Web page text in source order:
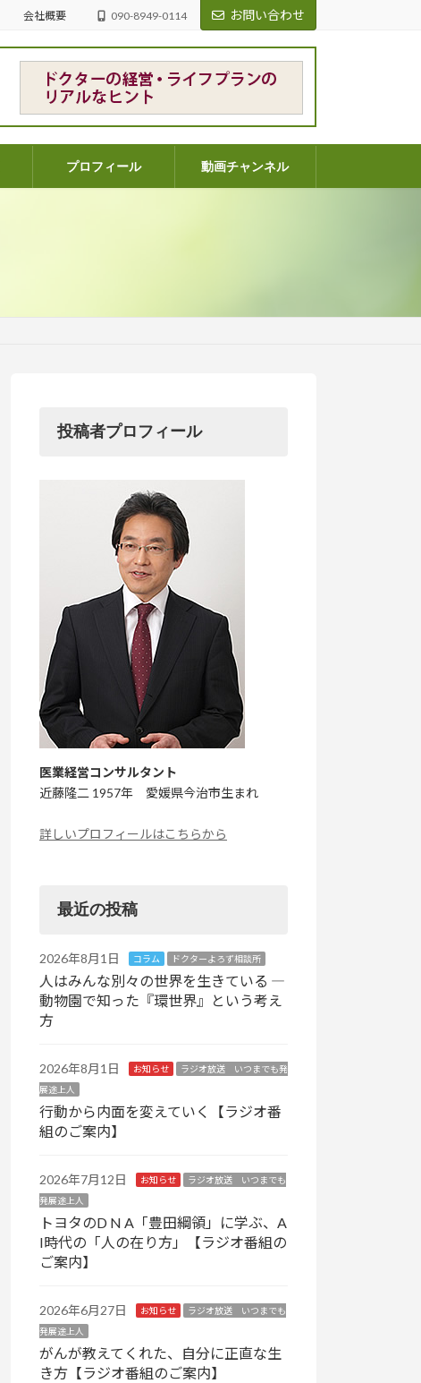
会社概要 090-8949-0114 お問い合わせ
プロフィール 動画チャンネル
投稿者プロフィール
医業経営コンサルタント
近藤隆二 1957年 愛媛県今治市生まれ
詳しいプロフィールはこちらから
最近の投稿
2026年8月1日 コラム ドクターよろず相談所
人はみんな別々の世界を生きている ―
動物園で知った『環世界』という考え
方
2026年8月1日 お知らせ
ラジオ放送 いつまでも発
展途上人
行動から内面を変えていく【ラジオ番
組のご案内】
2026年7月12日 お知らせ
ラジオ放送 いつまでも
発展途上人
トヨタのD N A「豊田綱領」に学ぶ、A
I時代の「人の在り方」【ラジオ番組の
ご案内】
2026年6月27日 お知らせ
ラジオ放送 いつまでも
発展途上人
がんが教えてくれた、自分に正直な生
き方【ラジオ番組のご案内】